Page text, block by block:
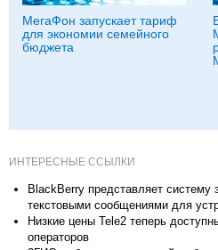
МегаФон запускает тариф
для экономии семейного
бюджета
ИНТЕРЕСНЫЕ ССЫЛКИ
BlackBerry представляет
текстовыми сообщениями для
Низкие цены Tele2 теперь
операторов